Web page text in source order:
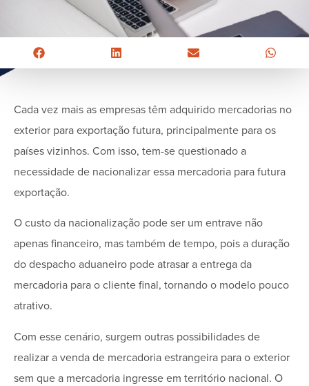
Cada vez mais as empresas têm adquirido mercadorias no
exterior para exportação futura, principalmente para os
países vizinhos. Com isso, tem-se questionado a
necessidade de nacionalizar essa mercadoria para futura
exportação.
O custo da nacionalização pode ser um entrave não
apenas financeiro, mas também de tempo, pois a duração
do despacho aduaneiro pode atrasar a entrega da
mercadoria para o cliente final, tornando o modelo pouco
atrativo.
Com esse cenário, surgem outras possibilidades de
realizar a venda de mercadoria estrangeira para o exterior
sem que a mercadoria ingresse em território nacional. O